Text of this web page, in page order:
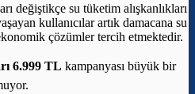
değiştikçe su tüketim alışkanlıkları
kullanıcılar artık damacana su
çözümler tercih etmektedir.
6.999 TL kampanyası büyük bir